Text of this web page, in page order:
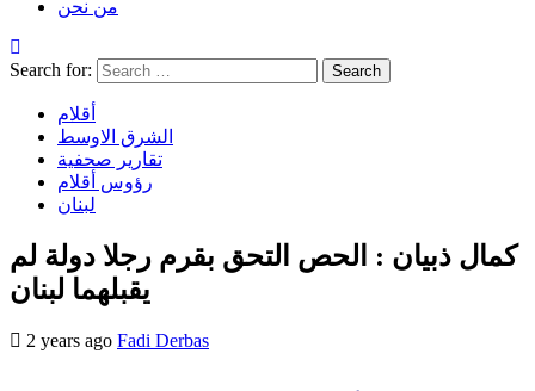
من نحن
Search for:
أقلام
الشرق الاوسط
تقارير صحفية
رؤوس أقلام
لبنان
كمال ذبيان : الحص التحق بقرم رجلا دولة لم
يقبلهما لبنان
2 years ago Fadi Derbas